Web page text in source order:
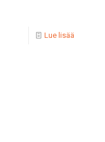
Lue lisää